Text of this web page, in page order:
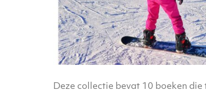
Deze collectie bevat 10 boeken